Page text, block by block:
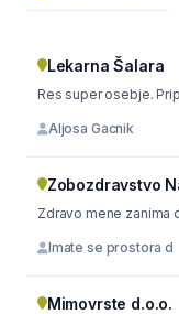
Lekarna Šalara
Res super osebje.
Aljosa Gacnik
Zobozdravstvo
Zdravo mene zanima
Imate se prostora d
Mimovrste d.o.o.